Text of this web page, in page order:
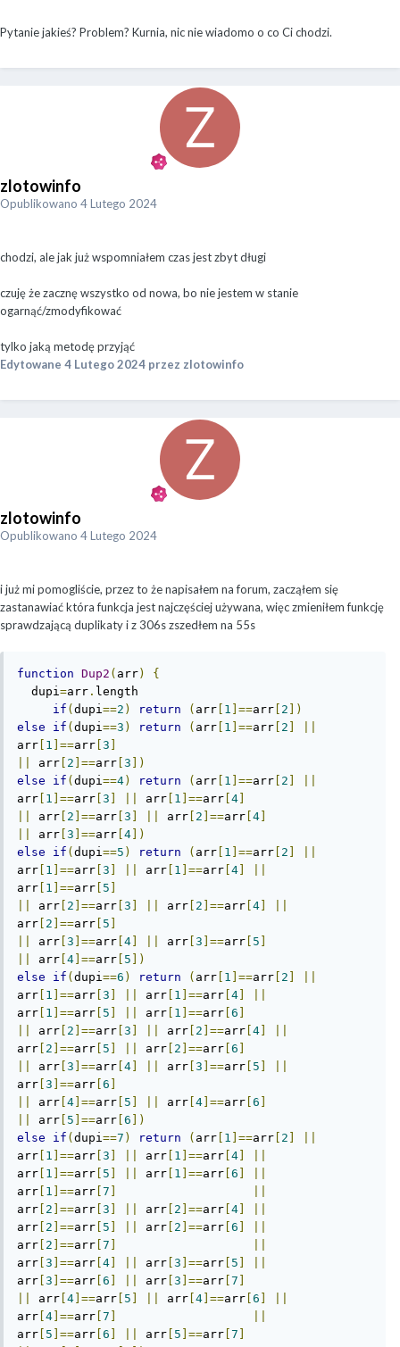
Pytanie jakieś? Problem? Kurnia, nic nie wiadomo o co Ci chodzi.
zlotowinfo
Opublikowano 4 Lutego 2024
chodzi, ale jak już wspomniałem czas jest zbyt długi
czuję że zacznę wszystko od nowa, bo nie jestem w stanie
ogarnąć/zmodyfikować
tylko jaką metodę przyjąć
Edytowane 4 Lutego 2024 przez zlotowinfo
zlotowinfo
Opublikowano 4 Lutego 2024
i już mi pomogliście, przez to że napisałem na forum, zacząłem się
zastanawiać która funkcja jest najczęściej używana, więc zmieniłem funkcję
sprawdzającą duplikaty i z 306s zszedłem na 55s
function Dup2 ( arr)
{
  dupi
=arr . length
if ( dupi==2 ) return ( arr 1 ]==arr 2 ])
else
if ( dupi==3 ) return ( arr 1 ]==arr 2
arr 1 ]==arr 3
arr 2 ]==arr 3 ])
else
if ( dupi==4) return ( arr 1 ]==arr 2
arr 1 ]==arr 3 arr 1 ]==arr 4
arr 2 ]==arr 3 arr 2 ]==arr 4
arr 3 ]==arr 4 ])
else
if ( dupi==5 ) return ( arr 1 ]==arr 2
arr 1 ]==arr 3 arr 1 ]==arr 4
arr 1 ]==arr 5
arr 2 ]==arr 3 arr 2 ]==arr 4
arr 2 ]==arr 5
arr 3 ]==arr 4 arr 3 ]==arr 5
arr 4 ]==arr 5 ])
else
if ( dupi==6 ) return ( arr 1 ]==arr 2
arr 1 ]==arr 3 arr 1 ]==arr 4
arr 1 ]==arr 5 arr 1 ]==arr 6
arr 2 ]==arr 3 arr 2 ]==arr 4
arr 2 ]==arr 5 arr 2 ]==arr 6
arr 3 ]==arr 4 arr 3 ]==arr 5
arr 3 ]==arr 6
arr 4 ]==arr 5 arr 4 ]==arr 6
arr 5 ]==arr 6 ])
else
if ( dupi==7 ) return ( arr 1 ]==arr 2
arr 1 ]==arr 3 arr 1 ]==arr 4
arr 1 ]==arr 5 arr 1 ]==arr 6
arr 1 ]==arr 7
arr 2 ]==arr 3 arr 2 ]==arr 4
arr 2 ]==arr 5 arr 2 ]==arr 6
arr 2 ]==arr 7
arr 3 ]==arr 4 arr 3 ]==arr 5
arr 3 ]==arr 6 arr 3 ]==arr 7
arr 4 ]==arr 5 arr 4 ]==arr 6
arr 4 ]==arr 7
arr 5 ]==arr 6 arr 5 ]==arr 7